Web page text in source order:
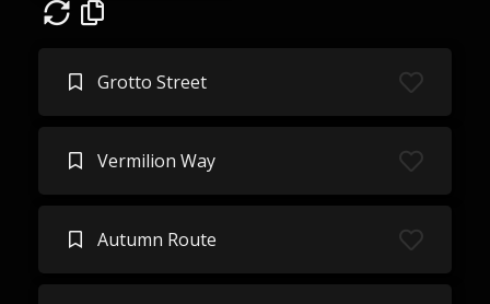
Grotto Street
Vermilion Way
Autumn Route